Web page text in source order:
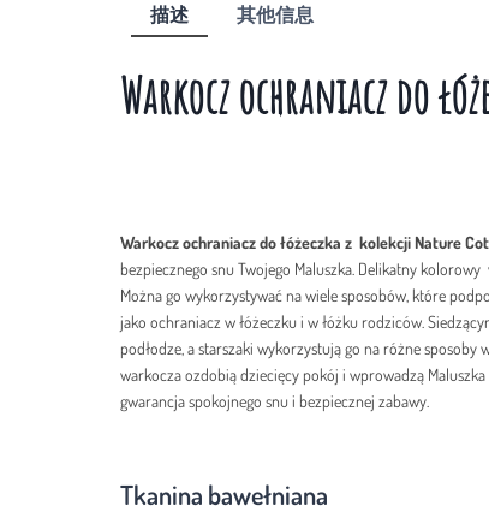
描述 其他信息
Warkocz ochraniacz do
Warkocz ochraniacz do łóżeczka z kolekcji Nature
bezpiecznego snu Twojego Maluszka. Delikatny
Można go wykorzystywać na wiele sposobów, które
jako ochraniacz w łóżeczku i w łóżku rodziców.
podłodze, a starszaki wykorzystują go na różne
warkocza ozdobią dziecięcy pokój i wprowadzą
gwarancja spokojnego snu i bezpiecznej zabawy.
Tkanina bawełniana